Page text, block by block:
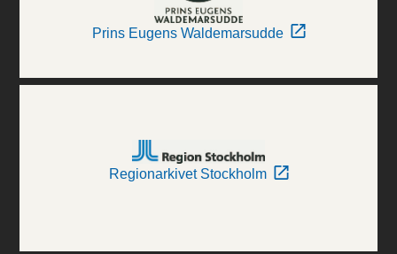
Prins Eugens Waldemarsudde
Regionarkivet Stockholm